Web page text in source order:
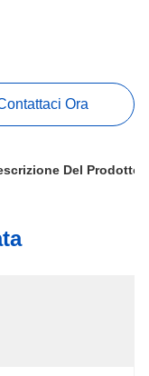
Ora
Del Prodotto